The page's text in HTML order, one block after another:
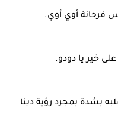
بس فرحانة أوي أوي.
خير يا دودو.
بشدة بمجرد رؤية دينا